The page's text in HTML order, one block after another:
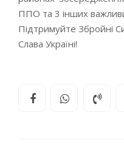
ППО та 3 інших
Підтримуйте Збройні
Слава Україні!